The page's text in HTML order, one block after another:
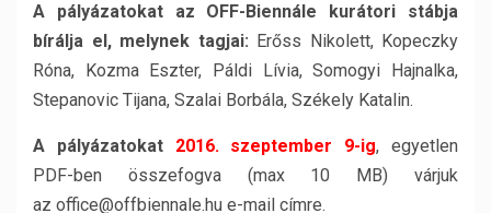
A pályázatokat az OFF-Biennále kurátori stábja
bírálja el, melynek tagjai: Erőss Nikolett, Kopeczky
Róna, Kozma Eszter, Páldi Lívia, Somogyi Hajnalka,
Stepanovic Tijana, Szalai Borbála, Székely Katalin.
A pályázatokat 2016. szeptember 9-ig, egyetlen
PDF-ben összefogva (max 10 MB) várjuk
az office@offbiennale.hu e-mail címre.